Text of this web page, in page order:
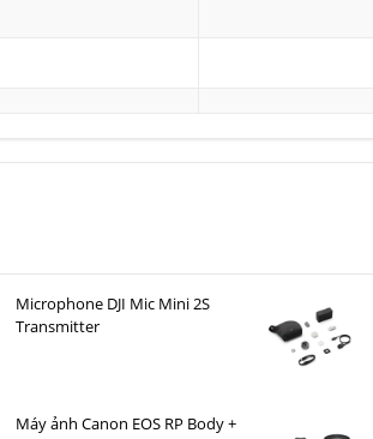
Microphone DJI Mic Mini 2S
Transmitter
Máy ảnh Canon EOS RP Body +